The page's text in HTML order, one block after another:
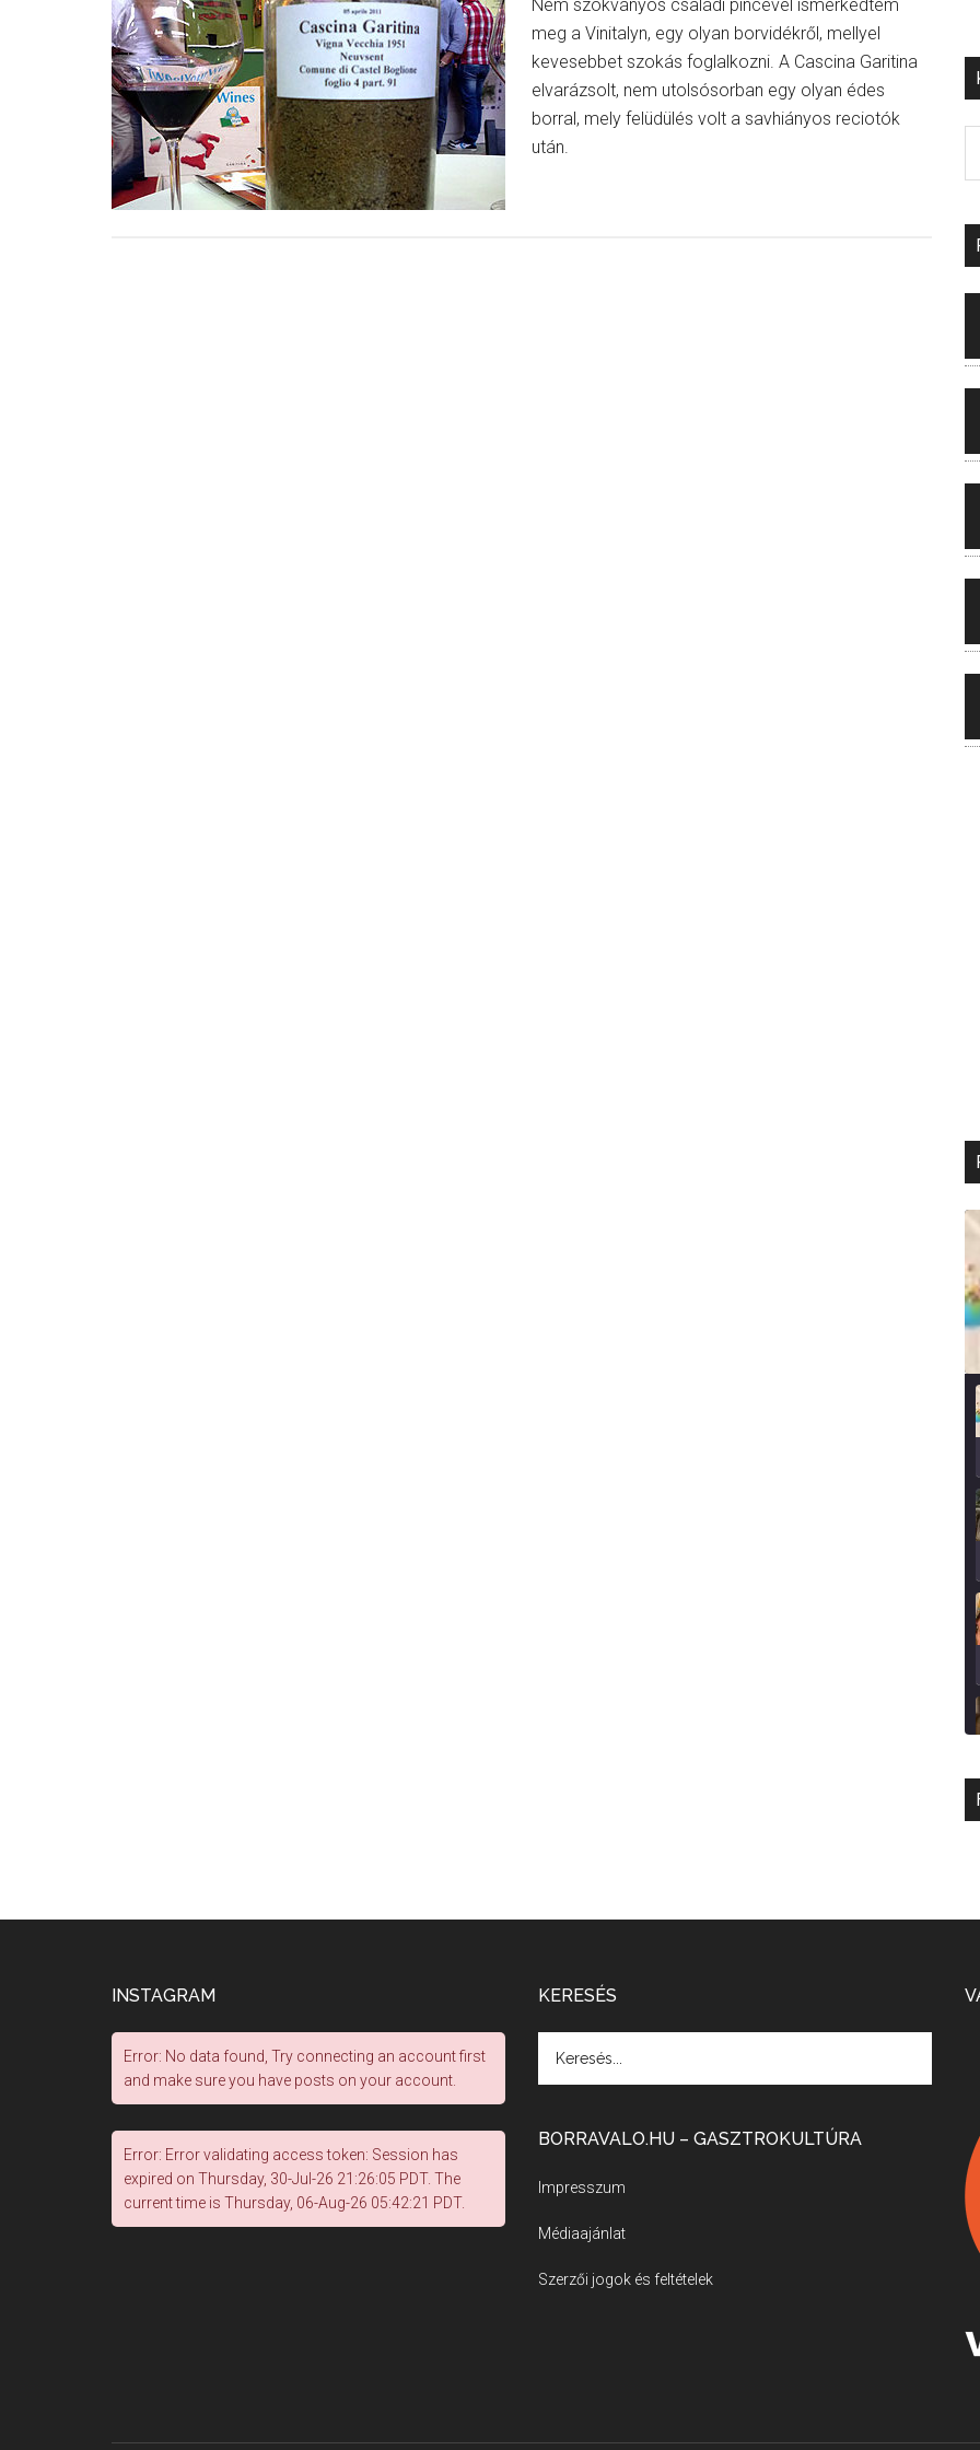
Nem szokványos családi pincével ismerkedtem
meg a Vinitalyn, egy olyan borvidékről, mellyel
kevesebbet szokás foglalkozni. A Cascina Garitina
elvarázsolt, nem utolsósorban egy olyan édes
borral, mely felüdülés volt a savhiányos reciotók
után.
INSTAGRAM
Error: No data found, Try connecting an account first
and make sure you have posts on your account.
Error: Error validating access token: Session has
expired on Thursday, 30-Jul-26 21:26:05 PDT. The
current time is Thursday, 06-Aug-26 05:42:21 PDT.
KERESÉS
BORRAVALO.HU – GASZTROKULTÚRA
Impresszum
Médiaajánlat
Szerzői jogok és feltételek